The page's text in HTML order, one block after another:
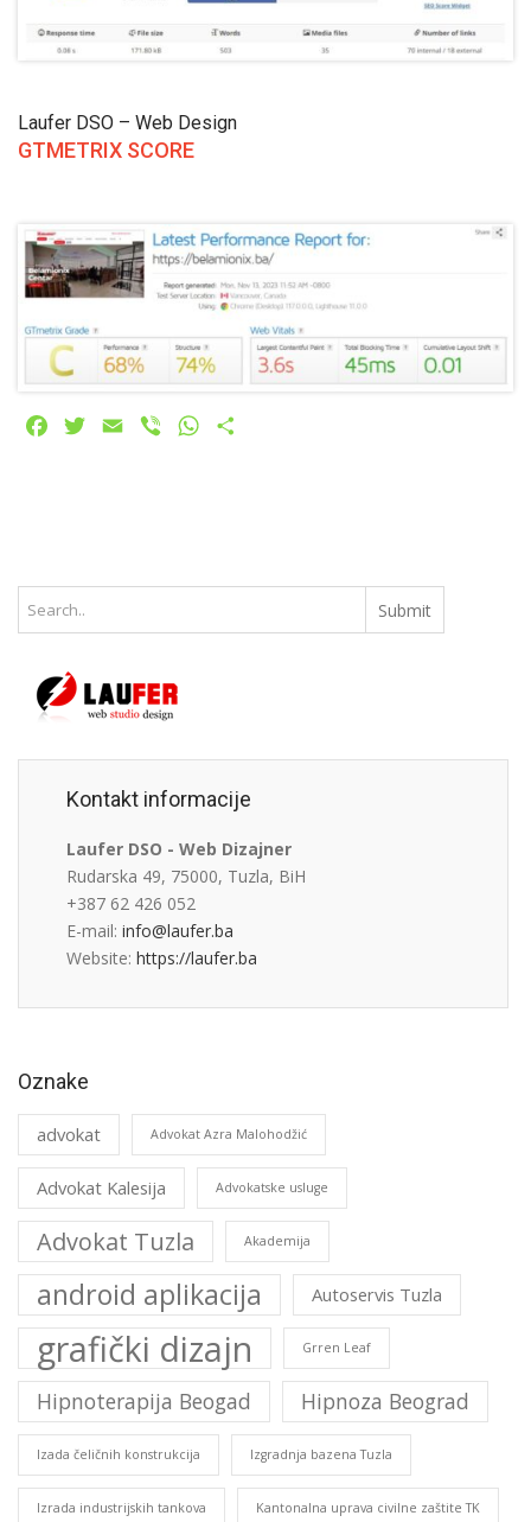
Laufer DSO – Web Design
GTMETRIX SCORE
FacebookTwitter
Email Viber WhatsApp
Kontakt informacije
Laufer DSO - Web Dizajner
Rudarska 49, 75000, Tuzla, BiH
+387 62 426 052
E-mail: info@laufer.ba
Website: https://laufer.ba
Oznake
advokat Advokat Azra Malohodžić
Advokat Kalesija Advokatske usluge
Advokat Tuzla Akademija
android aplikacija Autoservis Tuzla
grafički dizajn Grren Leaf
Hipnoterapija Beogad Hipnoza Beograd
Izada čeličnih konstrukcija Izgradnja bazena Tuzla
Izrada industrijskih tankova Kantonalna uprava civilne zaštite TK